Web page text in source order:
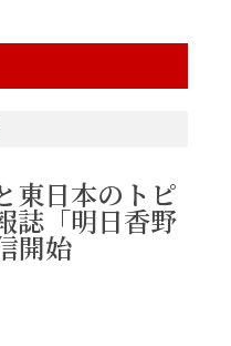
東日本のトピ
誌「明日香野
開始